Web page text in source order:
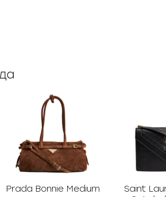
Prada Bonnie Medium
Saint